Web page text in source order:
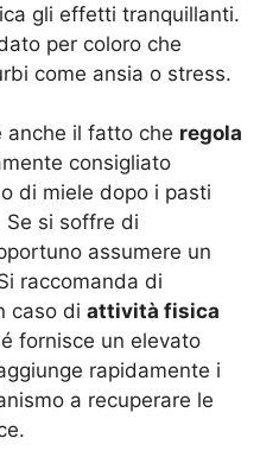
gli effetti tranquillanti.
per coloro che
come ansia o stress.
anche il fatto che regola
consigliato
di miele dopo i pasti
si soffre di
assumere un
raccomanda di
caso di attività fisica
fornisce un elevato
rapidamente i
a recuperare le